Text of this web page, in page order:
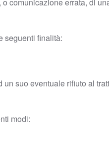
comunicazione errata, di
seguenti finalità:
suo eventuale rifiuto al
modi: